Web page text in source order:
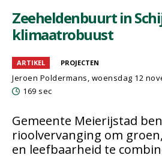
Zeeheldenbuurt in
klimaatrobuust
ARTIKEL PROJECTEN
Jeroen Poldermans, woensdag 12
169 sec
Gemeente Meierijstad
rioolvervanging om
en leefbaarheid te